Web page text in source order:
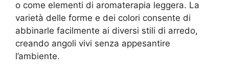
o come elementi di aromaterapia leggera. La
varietà delle forme e dei colori consente di
abbinarle facilmente ai diversi stili di arredo,
creando angoli vivi senza appesantire
l’ambiente.